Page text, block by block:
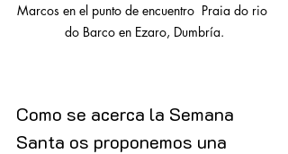
Marcos en el punto de encuentro  Praia do rio
do Barco en Ezaro, Dumbría.
Como se acerca la Semana
Santa os proponemos una